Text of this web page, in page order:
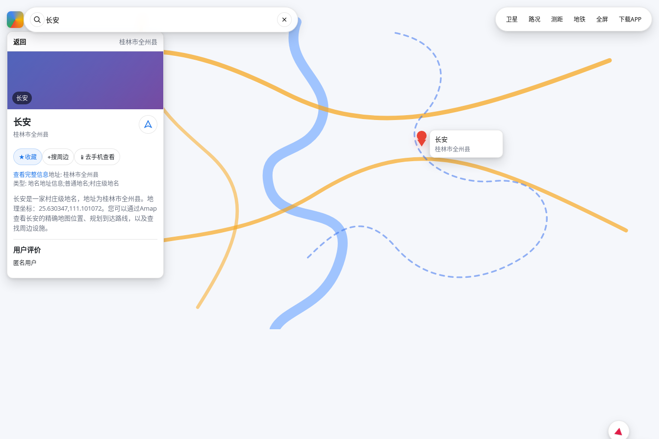
返回 桂林市全州县
长安
长安
桂林市全州县
★收藏 ⌖搜周边 📱 去手机查看
查看完整信息地址: 桂林市全州县
类型: 地名地址信息;普通地名;村庄级地名
长安是一家村庄级地名，地址为桂林市全州县。地
理坐标：25.630347,111.101072。您可以通过Amap
查看长安的精确地图位置、规划到达路线，以及查
找周边设施。
用户评价
匿名用户
长安
桂林市全州县
卫星 路况 测距 地铁 全屏 下载APP